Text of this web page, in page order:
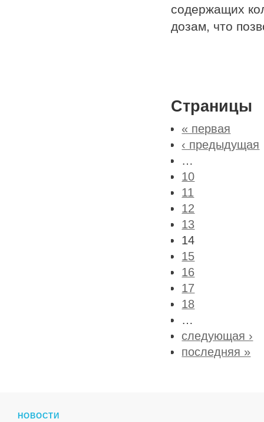
содержащих
дозам, что
Страницы
« первая
‹ предыдущая
…
10
11
12
13
14
15
16
17
18
…
следующая ›
последняя »
НОВОСТИ